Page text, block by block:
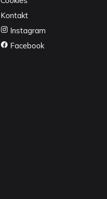
Kontakt
Instagram
Facebook